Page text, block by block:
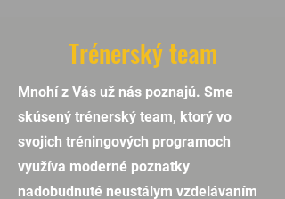
Trénerský team
Mnohí z Vás už nás poznajú. Sme
skúsený trénerský team, ktorý vo
svojich tréningových programoch
využíva moderné poznatky
nadobudnuté neustálym vzdelávaním